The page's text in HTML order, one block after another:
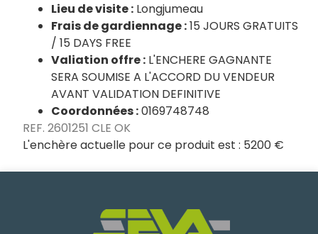
Lieu de visite : Longjumeau
Frais de gardiennage :15 JOURS GRATUITS
/ 15 DAYS FREE
Valiation offre : L'ENCHERE GAGNANTE
SERA SOUMISE A L'ACCORD DU VENDEUR
AVANT VALIDATION DEFINITIVE
Coordonnées :0169748748
REF. 2601251 CLE OK
L'enchère actuelle pour ce produit est : 5200 €